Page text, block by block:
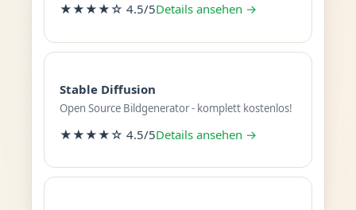
★★★★☆ 4.5/5Details ansehen →
Stable Diffusion
Open Source Bildgenerator - komplett kostenlos!
★★★★☆ 4.5/5Details ansehen →